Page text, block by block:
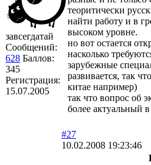
завсегдатай
Сообщений:
628 Баллов:
345
Регистрация:
15.07.2005
теоритически
найти работу и в
высоком уровне.
но вот остается
насколько
зарубежные
развивается, так
китае например)
так что вопрос об
более актуальный
#27
10.02.2008 19:23:46